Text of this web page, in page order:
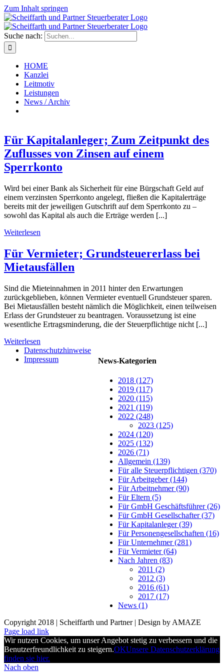
Zum Inhalt springen
Suche nach:
HOME
Kanzlei
Leitmotiv
Leistungen
News / Archiv
Für Kapitalanleger; Zum Zeitpunkt des
Zuflusses von Zinsen auf einem
Sperrkonto
Wird bei einer Bank als Sicherheit für eine Bürgschaft Geld auf
einem verzinsten Sperrkonto angelegt, fließen die Kapitalerträge
bereits mit der jeweiligen Gutschrift auf dem Sperrkonto zu –
sowohl das Kapital als auch die Erträge werden [...]
Weiterlesen
Für Vermieter; Grundsteuererlass bei
Mietausfällen
Sind die Mieteinnahmen in 2011 hinter den Erwartungen
zurückgeblieben, können Vermieter eventuell Grundsteuer sparen.
Bei Mietausfällen besteht nämlich die Möglichkeit, einen teilweisen
Erlass der Grundsteuer zu beantragen. Voraussetzung ist eine
wesentliche Ertragsminderung, die der Steuerpflichtige nicht [...]
Weiterlesen
News-Kategorien
2018 (127)
2019 (117)
2020 (115)
2021 (119)
2022 (248)
2023 (125)
2024 (120)
2025 (132)
2026 (71)
Allgemein (139)
Für alle Steuerpflichtigen (370)
Für Arbeitgeber (144)
Für Arbeitnehmer (90)
Für Eltern (5)
Für GmbH Geschäftsführer (26)
Für GmbH Gesellschafter (37)
Für Kapitalanleger (39)
Für Personengesellschaften (16)
Für Unternehmer (281)
Für Vermieter (64)
Nach Jahren (83)
2011 (2)
2012 (3)
2016 (61)
2017 (17)
News (1)
Datenschutzhinweise
Impressum
Copyright 2018 | Scheiffarth und Partner | Design by AMAZE
Page load link
Wir nutzen Cookies, um unser Angebot stetig zu verbessern und die
Benutzerfreundlichkeit zu steigern.OKUnsere Datenschutzerklärung
finden sie hier.
Nach oben